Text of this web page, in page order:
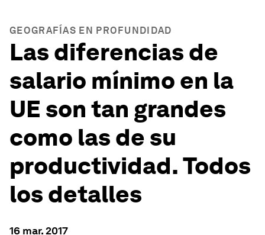
GEOGRAFÍAS EN PROFUNDIDAD
Las diferencias de
salario mínimo en la
UE son tan grandes
como las de su
productividad. Todos
los detalles
16 mar. 2017